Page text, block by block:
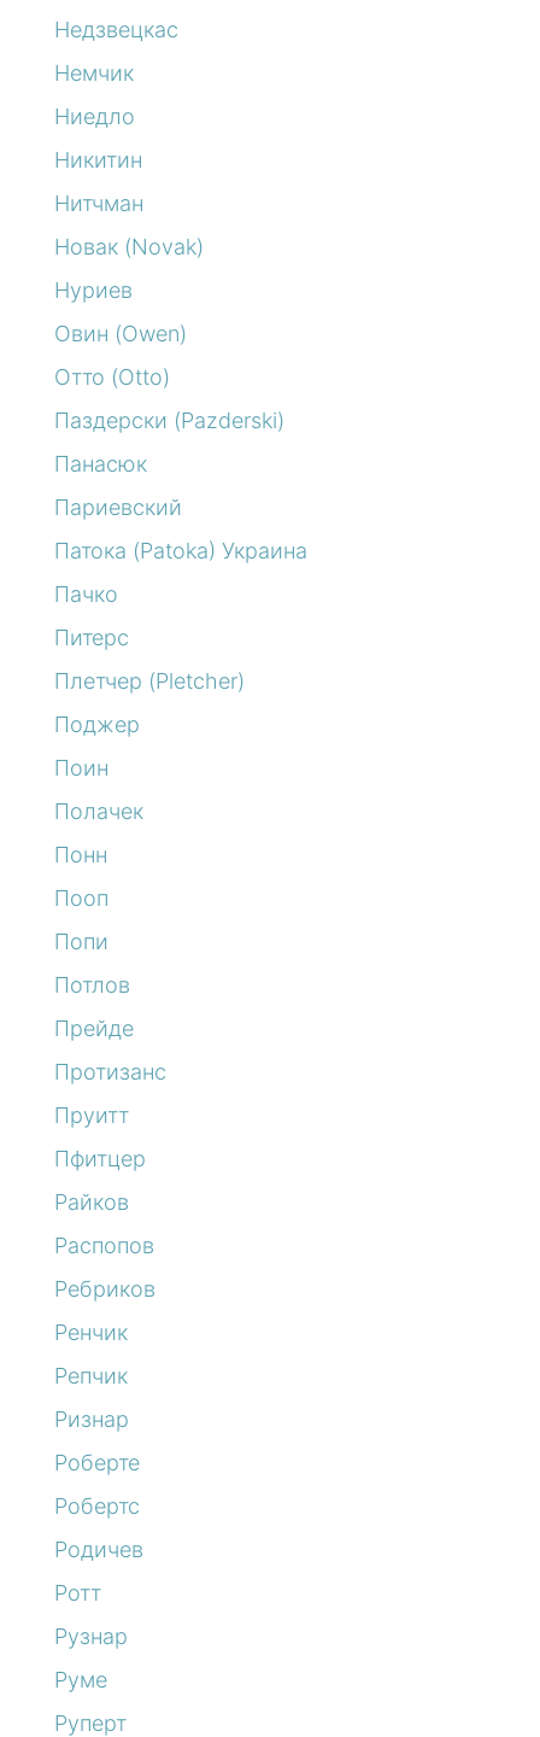
Недзвецкас
Немчик
Ниедло
Никитин
Нитчман
Новак (Novak)
Нуриев
Овин (Owen)
Отто (Otto)
Паздерски (Pazderski)
Панасюк
Париевский
Патока (Patoka) Украина
Пачко
Питерс
Плетчер (Pletcher)
Поджер
Поин
Полачек
Понн
Пооп
Попи
Потлов
Прейде
Протизанс
Пруитт
Пфитцер
Райков
Распопов
Ребриков
Ренчик
Репчик
Ризнар
Роберте
Робертс
Родичев
Ротт
Рузнар
Руме
Руперт